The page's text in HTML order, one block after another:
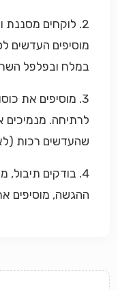
2. לוקחים
מוסיפים העדשים
במלח ובפלפל
3. מוסיפים את
לרתיחה.
שהעדשים רכות
4. בודקים
ההגשה, מוסיפים